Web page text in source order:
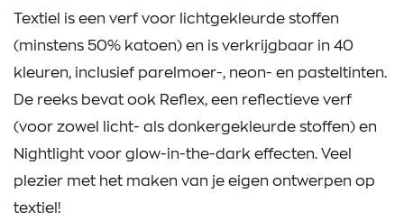
Textiel is een verf voor lichtgekleurde stoffen
(minstens 50% katoen) en is verkrijgbaar in 40
kleuren, inclusief parelmoer-, neon- en pasteltinten.
De reeks bevat ook Reflex, een reflectieve verf
(voor zowel licht- als donkergekleurde stoffen) en
Nightlight voor glow-in-the-dark effecten. Veel
plezier met het maken van je eigen ontwerpen op
textiel!